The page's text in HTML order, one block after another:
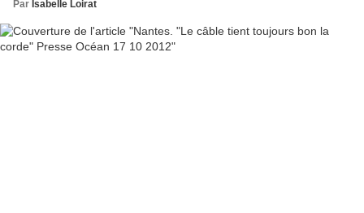
Par Isabelle Loirat